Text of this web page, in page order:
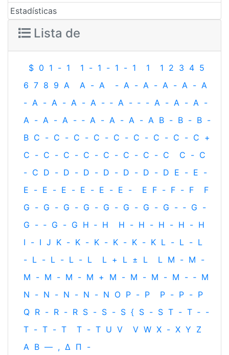
Estadísticas
Lista de
$ 0 1 - 1 1 - 1 - 1 - 1 1 1 2 3 4 5
6 7 8 9 A A - A - A - A - A - A - A
- A - A - A - A - ‐ A - ‐ - A - A - A -
A - A - A - ‐ A - A - A - A B - B - B -
B C - C - C - C - C - C - C - C - C +
C - C - C - C - C - C - C - C C - C
- C D - D - D - D - D - D - D E - E -
E - E - E - E - E - E - E F - F - F
F
G - G - G - G - G - G - G - G - ‐ G -
G - ‐ G - G H ‐ H H - H - H - H - H
I - I J K - K - K - K - K - K L - L - L
- L - L - L - L L + L ± L L M - M -
M - M - M - M + M - M - M - M - ‐ M
N - N - N - N - N O P - P P - P - P
Q R - R - R S - S - S { S - S T - T ‐ -
T - T - T T - T U V V W X - X Y Z
Α Β — , Δ Π -